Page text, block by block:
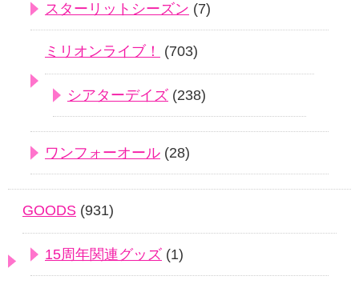
スターリットシーズン (7)
ミリオンライブ！ (703)
シアターデイズ (238)
ワンフォーオール (28)
GOODS (931)
15周年関連グッズ (1)